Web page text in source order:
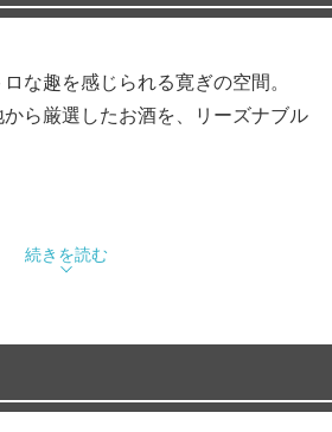
な趣を感じられる寛ぎの空間。
ら厳選したお酒を、リーズナブル
650円（税込）
490円（税込）
970円（税込）／セット：1,020円
続きを読む